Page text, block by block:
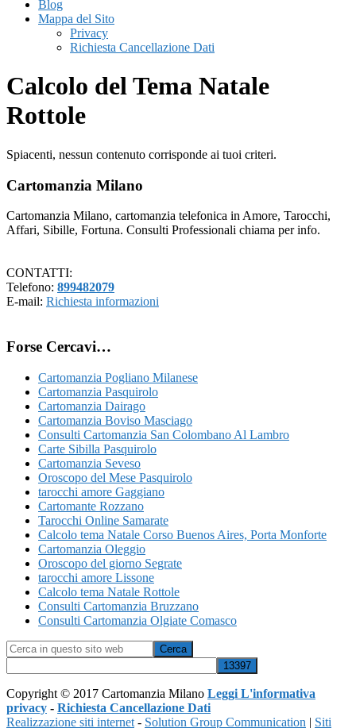
Blog
Mappa del Sito
Privacy
Richiesta Cancellazione Dati
Calcolo del Tema Natale
Rottole
Spiacenti, nessun contenuto corrisponde ai tuoi criteri.
Footer
Cartomanzia Milano
Cartomanzia Milano, cartomanzia telefonica in Amore, Tarocchi,
Affari, Sibille, Fortuna. Consulti Professionali chiama per info.
CONTATTI:
Telefono: 899482079
E-mail: Richiesta informazioni
Forse Cercavi…
Cartomanzia Pogliano Milanese
Cartomanzia Pasquirolo
Cartomanzia Dairago
Cartomanzia Boviso Masciago
Consulti Cartomanzia San Colombano Al Lambro
Carte Sibilla Pasquirolo
Cartomanzia Seveso
Oroscopo del Mese Pasquirolo
tarocchi amore Gaggiano
Cartomante Rozzano
Tarocchi Online Samarate
Calcolo tema Natale ​Corso Buenos Aires,​ Porta Monforte
Cartomanzia Oleggio
Oroscopo del giorno Segrate
tarocchi amore Lissone
Calcolo tema Natale Rottole
Consulti Cartomanzia Bruzzano
Consulti Cartomanzia Olgiate Comasco
Cerca
in
questo
sito
web
Copyright © 2017 Cartomanzia Milano Leggi L'informativa
privacy - Richiesta Cancellazione Dati
Realizzazione siti internet - Solution Group Communication | Siti